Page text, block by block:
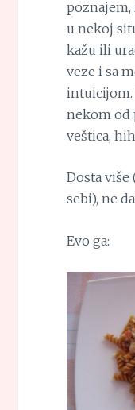
poznajem,
u nekoj
kažu ili
veze i sa
intuicijom.
nekom od
veštica,
Dosta više
sebi), ne
Evo ga: